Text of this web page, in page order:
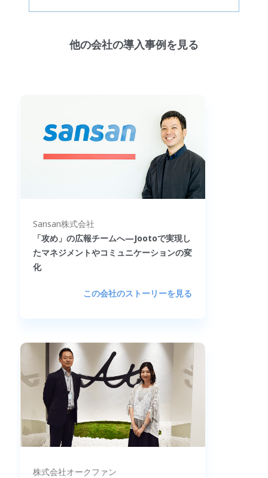
他の会社の導入事例を見る
Sansan株式会社
「攻め」の広報チームへ—Jootoで実現し
たマネジメントやコミュニケーションの変
化
この会社のストーリーを見る
株式会社オークファン